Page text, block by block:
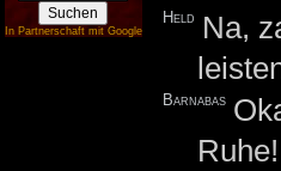
In Partnerschaft mit Google
Held
Na,
Barnabas
Ruhe!